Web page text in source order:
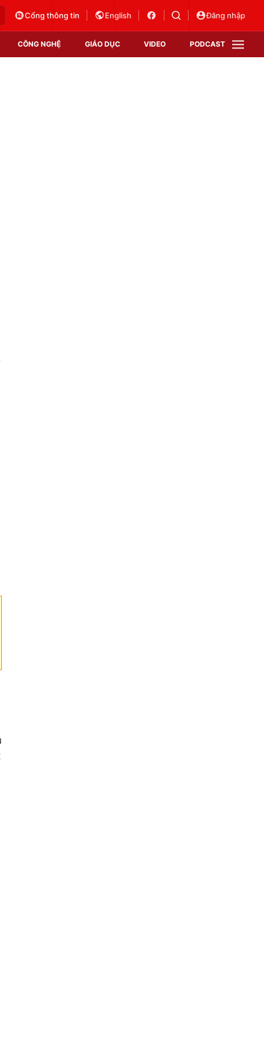
Cổng thông tin English Đăng nhập
CÔNG NGHỆ GIÁO DỤC VIDEO PODCAST
tương lai